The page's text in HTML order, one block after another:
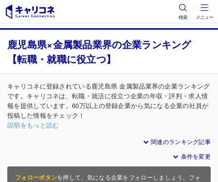
検索 メニュー
鹿児島県×金属製品業界の企業ランキング
【転職・就職に役立つ】
キャリコネに登録されている鹿児島県 金属製品業界の企業ランキング
です。キャリコネは、転職・就活に役立つ企業の年収・評判・求人情
報を提供しています。60万以上の登録企業から気になる企業の社員が
投稿した情報をチェック！
説明をもっと読む
関連のランキング記事
条件を変更
フォローボタンを押して、気になる企業をフォローしましょう。フォ